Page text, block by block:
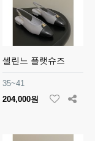
셀린느 플랫슈즈
35~41
204,000원